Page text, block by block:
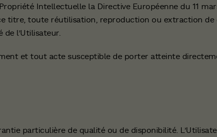
Intellectuelle la Directive Européenne du 11
titre, toute réutilisation, reproduction ou extraction de
l’Utilisateur.
et tout acte susceptible de porter atteinte
particulière de qualité ou de disponibilité.